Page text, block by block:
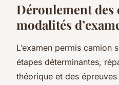
Déroulement des
modalités
L’examen permis camion
étapes déterminantes,
théorique et des